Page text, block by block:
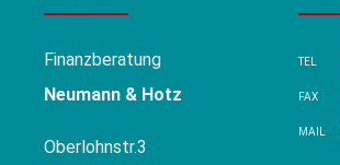
Finanzberatung
Neumann & Hotz
Oberlohnstr.3
TEL
FAX
MAIL